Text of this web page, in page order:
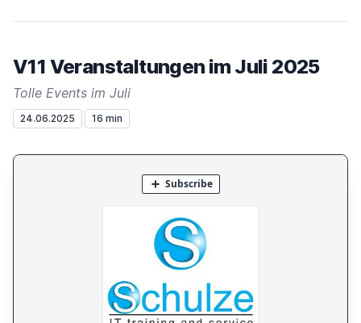
V11 Veranstaltungen im Juli 2025
Tolle Events im Juli
24.06.2025 16 min